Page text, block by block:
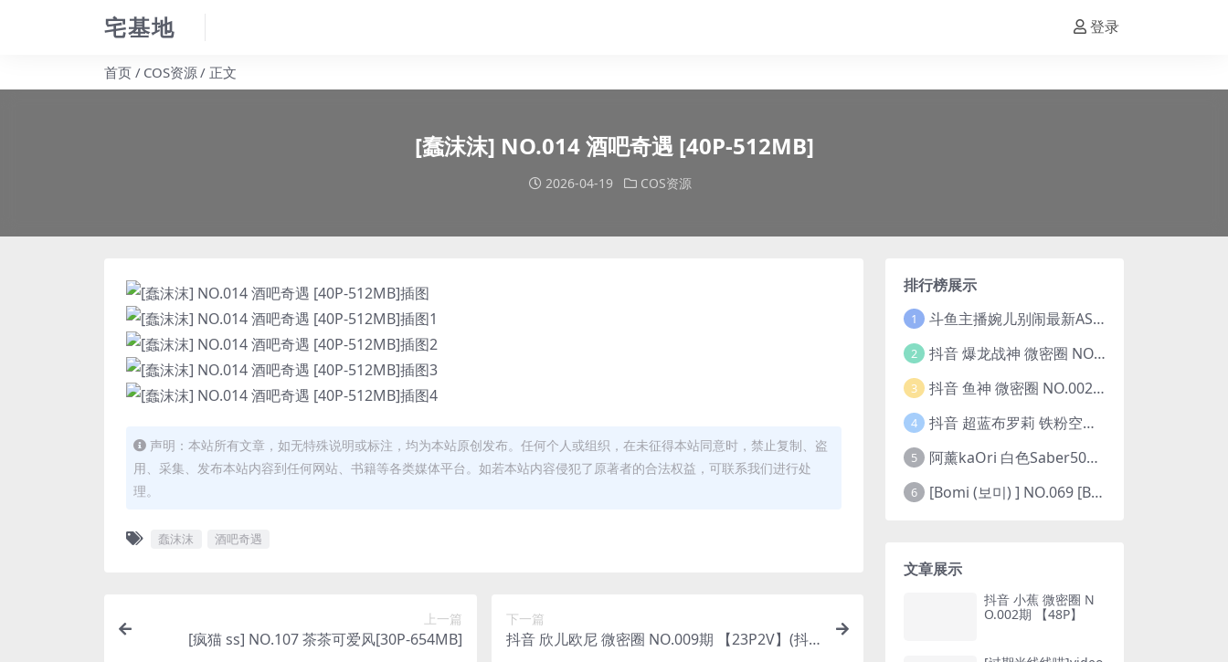
宅基地 登录
首页 COS资源 正文
[蠢沫沫] NO.014 酒吧奇遇 [40P-512MB]
2026-04-19 COS资源
声明：本站所有文章，如无特殊说明或标注，均为本站原创发布。任何个人或组织，在未征得本站同意时，禁止复制、盗
用、采集、发布本站内容到任何网站、书籍等各类媒体平台。如若本站内容侵犯了原著者的合法权益，可联系我们进行处
理。
蠢沫沫 酒吧奇遇
上一篇
[疯猫 ss] NO.107 茶茶可爱风[30P-654MB]
下一篇
抖音 欣儿欧尼 微密圈 NO.009期 【23P2V】(抖
排行榜展示
1 斗鱼主播婉儿别闹最新ASMR钻石办卡火箭开箱视频+音频合集-47个资源打包下载 [39V-10.1GB]
2 抖音 爆龙战神 微密圈 NO.006期 【5P13V】最新至：2023.6.7(暴龙神和战龙皇)
3 抖音 鱼神 微密圈 NO.002期 【44P】(抖音鱼神微密猫)
4 抖音 超蓝布罗莉 铁粉空间 NO.002期 【45P5V】(抖音超蓝布罗利是真的吗)
5 阿薰kaOri 白色Saber50图(阿熏的歌)
6 [Bomi (보미) ] NO.069 [Bimilstory] Vol.19 See-through lingerie
文章展示
抖音 小蕉 微密圈 N
O.002期 【48P】